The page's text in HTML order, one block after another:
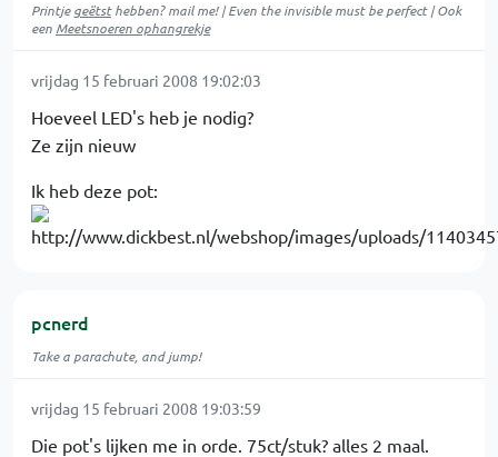
Printjegeëtsthebben? mail me! | Even the invisible must be perfect | Ook
een Meetsnoeren ophangrekje
vrijdag 15 februari 2008 19:02:03
Hoeveel LED's heb je nodig?
Ze zijn nieuw
Ik heb deze pot:
pcnerd
Take a parachute, and jump!
vrijdag 15 februari 2008 19:03:59
Die pot's lijken me in orde. 75ct/stuk? alles 2 maal.